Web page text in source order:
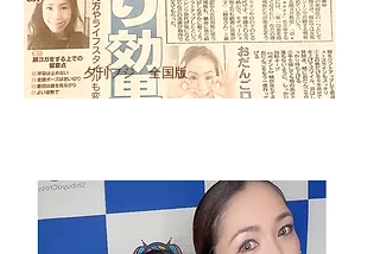
​夕刊フジ 全国版